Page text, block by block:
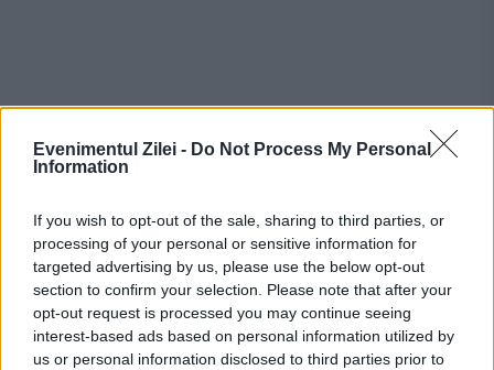
Evenimentul Zilei - Do Not Process My Personal
Information
If you wish to opt-out of the sale, sharing to third parties, or
processing of your personal or sensitive information for
targeted advertising by us, please use the below opt-out
section to confirm your selection. Please note that after your
opt-out request is processed you may continue seeing
interest-based ads based on personal information utilized by
us or personal information disclosed to third parties prior to
Recomandările noastre